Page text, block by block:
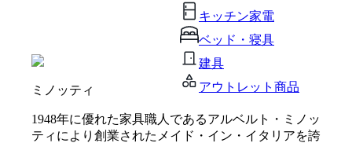
キッチン家電
ベッド・寝具
建具
アウトレット商品
ミノッティ
1948年に優れた家具職人であるアルベルト・ミノッ
ティにより創業されたメイド・イン・イタリアを誇